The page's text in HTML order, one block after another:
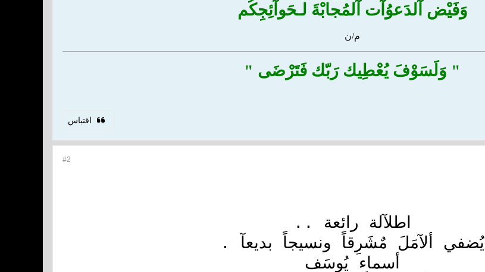
وَفَيْض آلدَعوُآت آلمُجابْةَ لـحَوآئِجِكُم
م/ن
" وَلَسَوْفَ يُعْطِيك رَبّك فَتَرْضَى "
اقتباس
#2
اطلآلة رائعة ..
يُضفي ألآمَلَ مٌشَرِقاً ونسيجاً بديعآ .
أسماء يُوسَف